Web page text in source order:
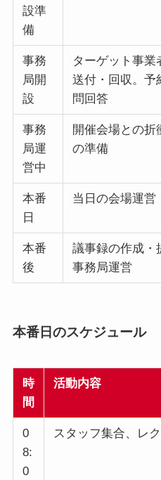
設準
備
事務
局開
設
ターゲット事業
送付・回収。予
問回答
事務
局運
営中
開催会場との折
の準備
本番
日
当日の会場運営
本番
後
議事録の作成・
事務局運営
本番日のスケジュール
時
間
活動内容
0
8:
0
スタッフ集合、レ